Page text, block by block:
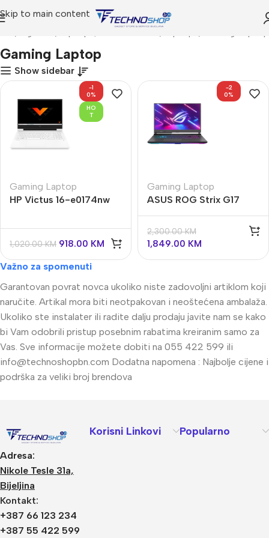
Skip to main content
Gaming Laptop
Show sidebar
-1
0%
HO
T
Gaming Laptop
HP Victus 16-e0174nw
1,020.00KM 918.00 KM
-2
0%
Gaming Laptop
ASUS ROG Strix G17
2,300.00KM
1,849.00 KM
Važno za spomenuti
Garantovan povrat novca ukoliko niste zadovoljni artiklom koji
naručite. Artikal mora biti neotpakovan i neoštećena ambalaža.
Ukoliko ste instalater ili radite dalju prodaju javite nam se kako
bi Vam odobrili pristup posebnim rabatima kreiranim samo za
Vas. Sve informacije možete dobiti na 055 422 599 ili
info@technoshopbn.com Dodatna napomena : Najbolje cijene i
podrška za veliki broj brendova
Adresa:
Nikole Tesle 31a,
Bijeljina
Kontakt:
+387 66 123 234
+387 55 422 599
Korisni Linkovi Popularno